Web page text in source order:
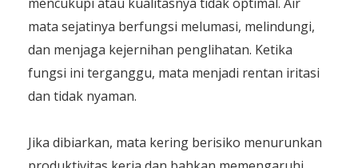
mata sejatinya berfungsi melumasi, melindungi,
dan menjaga kejernihan penglihatan. Ketika
fungsi ini terganggu, mata menjadi rentan iritasi
dan tidak nyaman.
Jika dibiarkan, mata kering berisiko menurunkan